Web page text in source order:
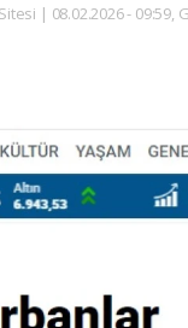
| 08.02.2026 - 09:59,